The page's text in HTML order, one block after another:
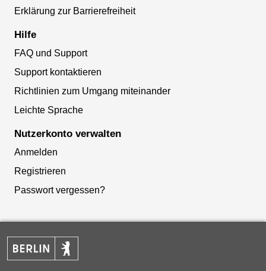
Erklärung zur Barrierefreiheit
Hilfe
FAQ und Support
Support kontaktieren
Richtlinien zum Umgang miteinander
Leichte Sprache
Nutzerkonto verwalten
Anmelden
Registrieren
Passwort vergessen?